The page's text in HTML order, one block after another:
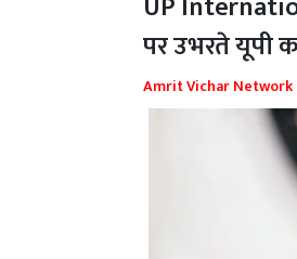
पर उभरते यूपी
Amrit Vichar Network